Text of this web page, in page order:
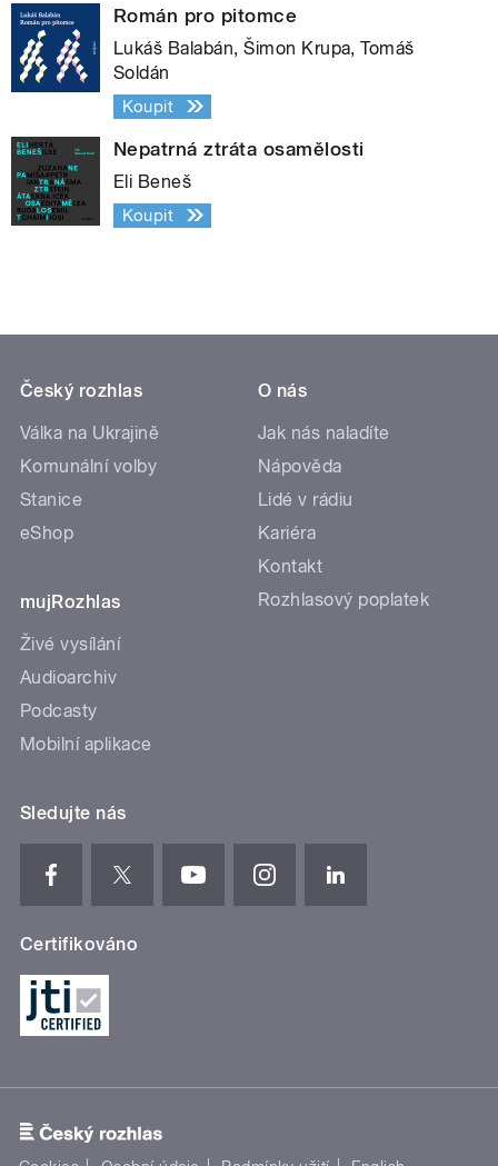
Román pro pitomce
Lukáš Balabán, Šimon Krupa, Tomáš
Soldán
Koupit
Nepatrná ztráta osamělosti
Eli Beneš
Koupit
Český rozhlas
Válka na Ukrajině
Komunální volby
Stanice
eShop
mujRozhlas
Živé vysílání
Audioarchiv
Podcasty
Mobilní aplikace
O nás
Jak nás naladíte
Nápověda
Lidé v rádiu
Kariéra
Kontakt
Rozhlasový poplatek
Sledujte nás
Certifikováno